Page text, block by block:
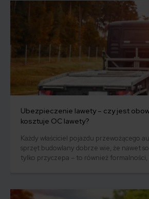
Ubezpieczenie lawety – czy jest
kosztuje OC lawety?
Każdy właściciel pojazdu przewożącego
sprzęt budowlany dobrze wie, że nawet
tylko przyczepa – to również formalności,
odpowiemy w niniejszym artykule.